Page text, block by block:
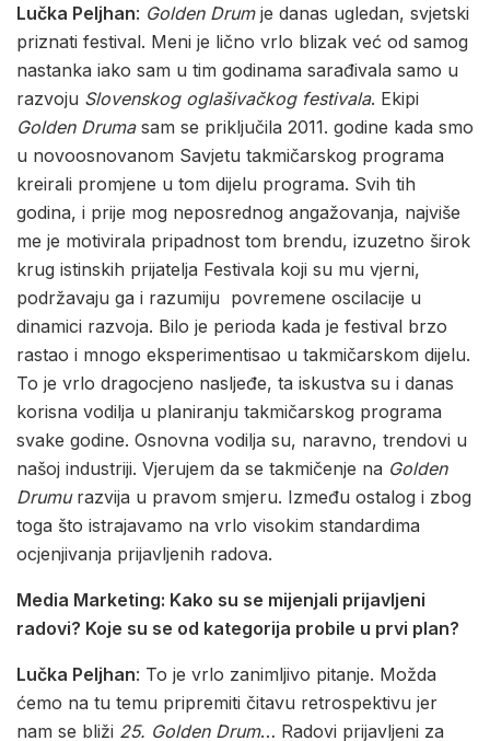
Lučka Peljhan: Golden Drumje danas ugledan, svjetski
priznati festival. Meni je lično vrlo blizak već od samog
nastanka iako sam u tim godinama sarađivala samo u
razvoju Slovenskog oglašivačkog festivala. Ekipi
Golden Drumasam se priključila 2011. godine kada smo
u novoosnovanom Savjetu takmičarskog programa
kreirali promjene u tom dijelu programa. Svih tih
godina, i prije mog neposrednog angažovanja, najviše
me je motivirala pripadnost tom brendu, izuzetno širok
krug istinskih prijatelja Festivala koji su mu vjerni,
podržavaju ga i razumiju povremene oscilacije u
dinamici razvoja. Bilo je perioda kada je festival brzo
rastao i mnogo eksperimentisao u takmičarskom dijelu.
To je vrlo dragocjeno nasljeđe, ta iskustva su i danas
korisna vodilja u planiranju takmičarskog programa
svake godine. Osnovna vodilja su, naravno, trendovi u
našoj industriji. Vjerujem da se takmičenje na Golden
Drumurazvija u pravom smjeru. Između ostalog i zbog
toga što istrajavamo na vrlo visokim standardima
ocjenjivanja prijavljenih radova.
Media Marketing: Kako su se mijenjali prijavljeni
radovi? Koje su se od kategorija probile u prvi plan?
Lučka Peljhan: To je vrlo zanimljivo pitanje. Možda
ćemo na tu temu pripremiti čitavu retrospektivu jer
nam se bliži 25. Golden Drum… Radovi prijavljeni za